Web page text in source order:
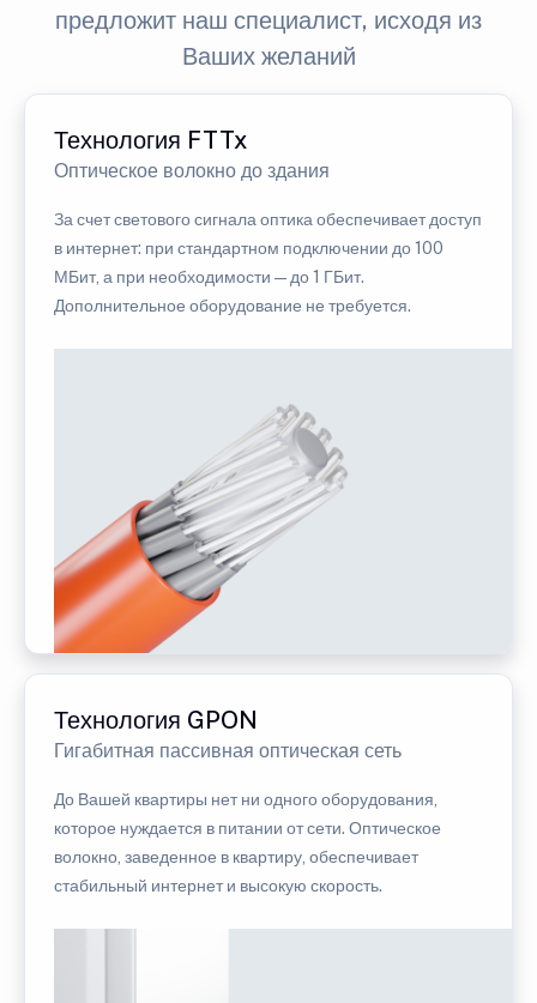
предложит наш специалист, исходя из
Ваших желаний
Технология FTTx
Оптическое волокно до здания
За счет светового сигнала оптика обеспечивает доступ
в интернет: при стандартном подключении до 100
МБит, а при необходимости — до 1 ГБит.
Дополнительное оборудование не требуется.
Технология GPON
Гигабитная пассивная оптическая сеть
До Вашей квартиры нет ни одного оборудования,
которое нуждается в питании от сети. Оптическое
волокно, заведенное в квартиру, обеспечивает
стабильный интернет и высокую скорость.